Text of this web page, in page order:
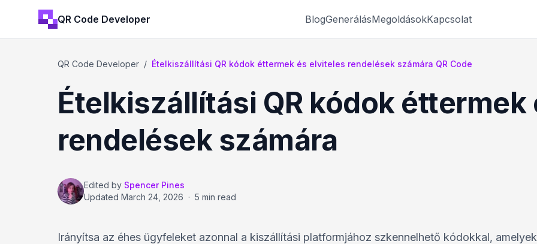
QR Code Developer BlogGenerálásMegoldásokKapcsolat
QR Code Developer / Ételkiszállítási QR kódok éttermek és elviteles rendelések számára QR Code
Ételkiszállítási QR kódok
rendelések számára
Edited by Spencer Pines
Updated March 24, 2026 · 5 min read
Irányítsa az éhes ügyfeleket azonnal a kiszállítási platformjához szkennelhető kódokkal,